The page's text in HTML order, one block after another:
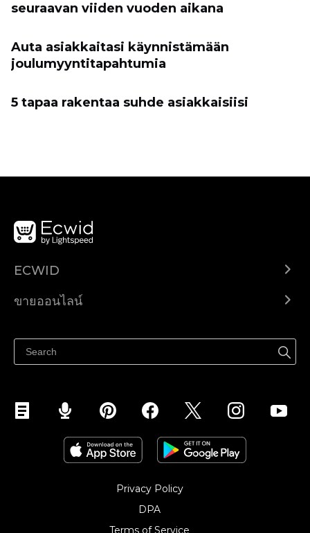
seuraavan viiden vuoden aikana
Auta asiakkaitasi käynnistämään
joulumyyntitapahtumia
5 tapaa rakentaa suhde asiakkaisiisi
ECWID
ราคา
ขายออนไลน์
ขายบนเฟสบุ๊ค
Privacy Policy
DPA
Terms of Service